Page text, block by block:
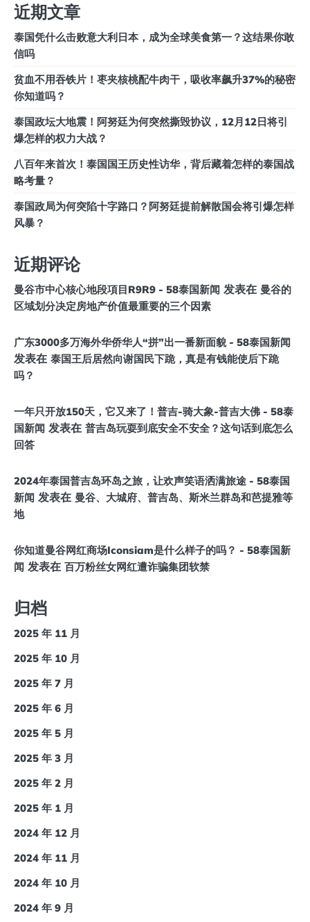
近期文章
泰国凭什么击败意大利日本，成为全球美食第一？这结果你敢
信吗
贫血不用吞铁片！枣夹核桃配牛肉干，吸收率飙升37%的秘密
你知道吗？
泰国政坛大地震！阿努廷为何突然撕毁协议，12月12日将引
爆怎样的权力大战？
八百年来首次！泰国国王历史性访华，背后藏着怎样的泰国战
略考量？
泰国政局为何突陷十字路口？阿努廷提前解散国会将引爆怎样
风暴？
近期评论
曼谷市中心核心地段項目R9R9 - 58泰国新闻 发表在 曼谷的
区域划分决定房地产价值最重要的三个因素
广东3000多万海外华侨华人“拼”出一番新面貌 - 58泰国新闻
发表在 泰国王后居然向谢国民下跪，真是有钱能使后下跪
吗？
一年只开放150天，它又来了！普吉-骑大象-普吉大佛 - 58泰
国新闻 发表在 普吉岛玩耍到底安全不安全？这句话到底怎么
回答
2024年泰国普吉岛环岛之旅，让欢声笑语洒满旅途 - 58泰国
新闻 发表在 曼谷、大城府、普吉岛、斯米兰群岛和芭提雅等
地
你知道曼谷网红商场Iconsiam是什么样子的吗？ - 58泰国新
闻 发表在 百万粉丝女网红遭诈骗集团软禁
归档
2025 年 11 月
2025 年 10 月
2025 年 7 月
2025 年 6 月
2025 年 5 月
2025 年 3 月
2025 年 2 月
2025 年 1 月
2024 年 12 月
2024 年 11 月
2024 年 10 月
2024 年 9 月